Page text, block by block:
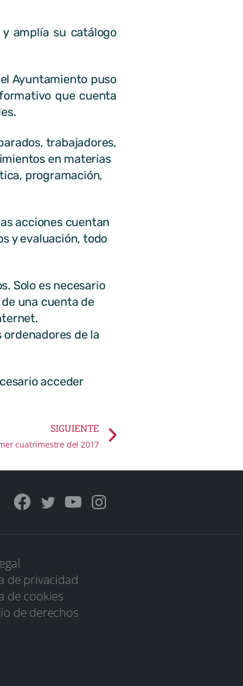
amplía su catálogo
Ayuntamiento puso
que cuenta
trabajadores,
en materias
programación,
acciones cuentan
y evaluación, todo
Solo es necesario
una cuenta de
de la
acceder
SIGUIENTE
cuatrimestre del 2017
de privacidad
de cookies
de derechos